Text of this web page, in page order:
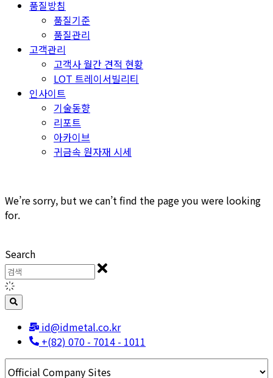
품질방침
품질기준
품질관리
고객관리
고객사 월간 견적 현황
LOT 트레이서빌리티
인사이트
기술동향
리포트
아카이브
귀금속 원자재 시세
We’re sorry, but we can’t find the page you were looking
for.
Search
id@idmetal.co.kr
+(82) 070 - 7014 - 1011